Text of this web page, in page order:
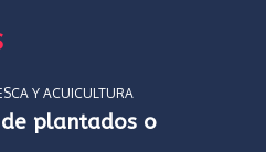
Y ACUICULTURA
de plantados o